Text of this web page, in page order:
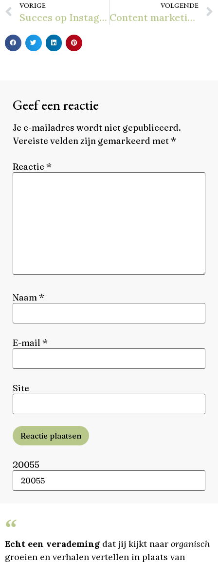
VORIGE
Succes op Instagram met weinig volgers
VOLGENDE
Content marketing op Instagram
Geef een reactie
Je e-mailadres wordt niet gepubliceerd.
Vereiste velden zijn gemarkeerd met*
Reactie *
Naam*
E-mail *
Site
Reactie plaatsen
20055
Echt een verademing dat jij kijkt naar organisch
groeien en verhalen vertellen in plaats van